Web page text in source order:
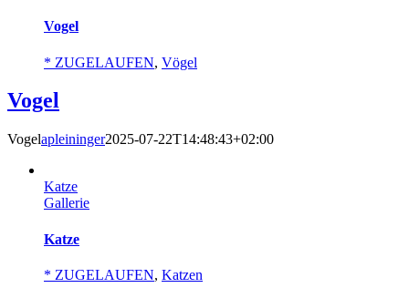
Vogel
* ZUGELAUFEN, Vögel
Vogel
Vogelapleininger2025-07-22T14:48:43+02:00
Katze
Gallerie
Katze
* ZUGELAUFEN, Katzen